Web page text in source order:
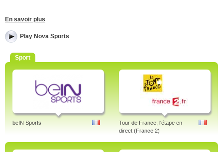
Tags: novasports, nova sports fm, live, programma, 1 live, radio, 1 live
streaming, fm protoselida, novasports 2, live streaming
En savoir plus
Play Nova Sports
Sport
beIN Sports
Tour de France, l'étape en
direct (France 2)